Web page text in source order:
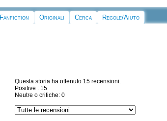
Fanfiction Originali Cerca Regole/Aiuto
Questa storia ha ottenuto 15 recensioni.
Positive : 15
Neutre o critiche: 0